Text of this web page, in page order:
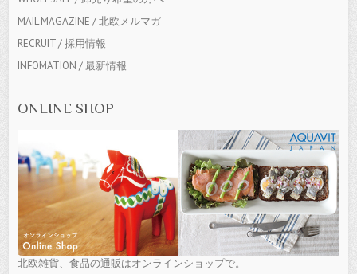
MAIL MAGAZINE / 北欧メルマガ
RECRUIT / 採用情報
INFOMATION / 最新情報
ONLINE SHOP
北欧雑貨、食品の通販はオンラインショップで。